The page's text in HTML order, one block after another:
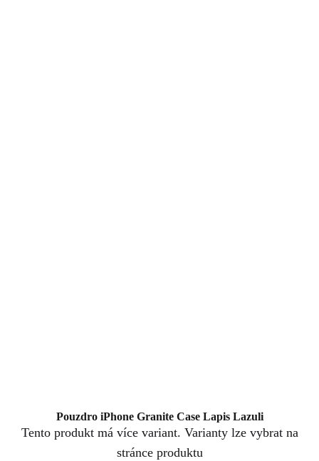
Pouzdro iPhone Granite Case Lapis Lazuli
Tento produkt má více variant. Varianty lze vybrat na
stránce produktu